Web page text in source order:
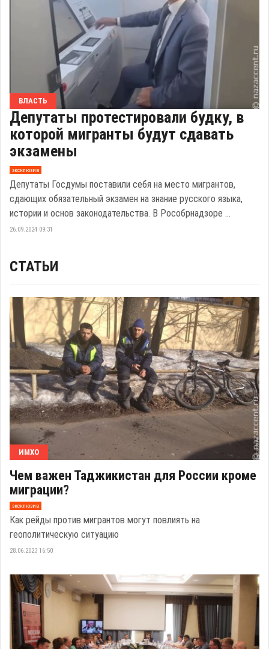
ВЛАСТЬ
Депутаты протестировали будку, в
которой мигранты будут сдавать
экзамены
эксклюзив
Депутаты Госдумы поставили себя на место мигрантов,
сдающих обязательный экзамен на знание русского языка,
истории и основ законодательства. В Рособрнадзоре ...
26.09.2024 09:31
СТАТЬИ
ИМХО
Чем важен Таджикистан для России кроме
миграции?
эксклюзив
Как рейды против мигрантов могут повлиять на
геополитическую ситуацию
28.06.2023 16:50